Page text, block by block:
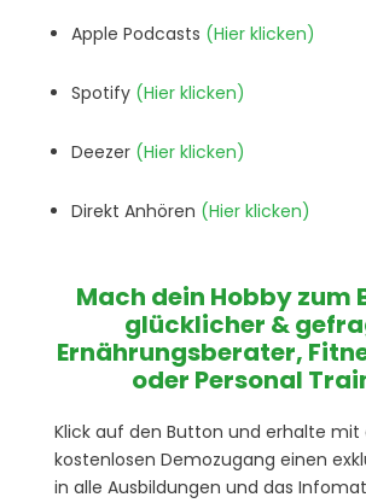
Apple Podcasts (Hier klicken)
Spotify (Hier klicken)
Deezer (Hier klicken)
Direkt Anhören (Hier klicken)
Mach dein Hobby zum
glücklicher &
Ernährungsberater,
oder Personal
Klick auf den Button und erhalte mit
kostenlosen Demozugang einen
in alle Ausbildungen und das